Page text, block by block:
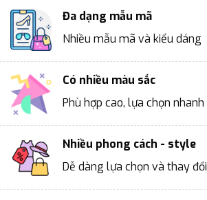
Đa dạng mẫu mã
Nhiều mẫu mã và kiểu dáng
Có nhiều màu sắc
Phù hợp cao, lựa chọn nhanh
Nhiều phong cách - style
Dễ dàng lựa chọn và thay đổi